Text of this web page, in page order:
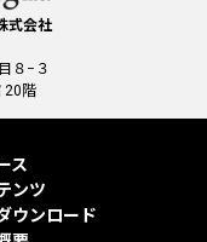
式会社
８−３
20階
ス
ンツ
ウンロード